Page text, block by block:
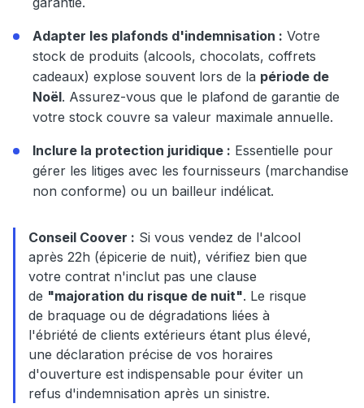
Adapter les plafonds d'indemnisation : Votre
stock de produits (alcools, chocolats, coffrets
cadeaux) explose souvent lors de la période de
Noël. Assurez-vous que le plafond de garantie de
votre stock couvre sa valeur maximale annuelle.
Inclure la protection juridique : Essentielle pour
gérer les litiges avec les fournisseurs (marchandise
non conforme) ou un bailleur indélicat.
Conseil Coover : Si vous vendez de l'alcool
après 22h (épicerie de nuit), vérifiez bien que
votre contrat n'inclut pas une clause
de "majoration du risque de nuit". Le risque
de braquage ou de dégradations liées à
l'ébriété de clients extérieurs étant plus élevé,
une déclaration précise de vos horaires
d'ouverture est indispensable pour éviter un
refus d'indemnisation après un sinistre.